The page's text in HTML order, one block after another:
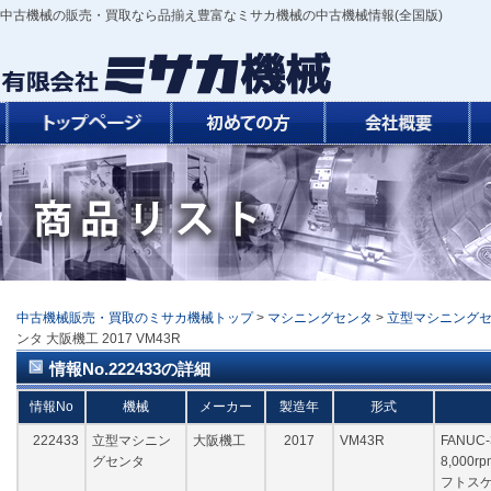
中古機械の販売・買取なら品揃え豊富なミサカ機械の中古機械情報(全国版)
中古機械販売・買取のミサカ機械トップ > マシニングセンタ > 立型マシニング
ンタ 大阪機工 2017 VM43R
情報No.222433の詳細
情報No 機械 メーカー 製造年 形式
222433
立型マシニン
グセンタ
大阪機工 2017 VM43R
フトス